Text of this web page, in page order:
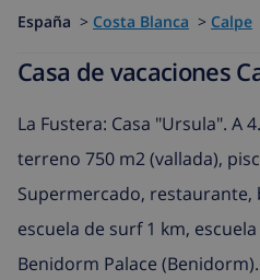
España > Costa Blanca > Calpe
Casa de vacaciones
La Fustera: Casa "Ursula". A
terreno 750 m2 (vallada),
Supermercado, restaurante,
escuela de surf 1 km,
Benidorm Palace (Benidorm).